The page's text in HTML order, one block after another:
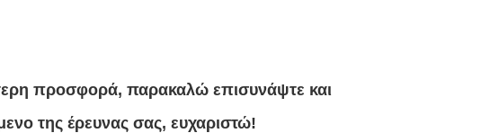
προσφορά, παρακαλώ επισυνάψτε και
της έρευνας σας, ευχαριστώ!